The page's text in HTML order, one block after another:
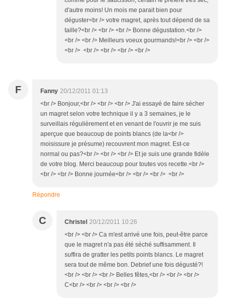
d'autre moins! Un mois me parait bien pour
déguster<br /> votre magret, après tout dépend de sa
taille?<br /> <br /> <br /> Bonne dégustation.<br />
<br /> <br /> Meilleurs voeux gourmands!<br /> <br />
<br /> <br /> <br /> <br /> <br />
F Fanny 20/12/2011 01:13
<br /> Bonjour,<br /> <br /> <br /> J'ai essayé de faire sécher
un magret selon votre technique il y a 3 semaines, je le
surveillais régulièrement et en venant de l'ouvrir je me suis
aperçue que beaucoup de points blancs (de la<br />
moisissure je présume) recouvrent mon magret. Est-ce
normal ou pas?<br /> <br /> <br /> Et je suis une grande fidèle
de votre blog. Merci beaucoup pour toutes vos recette.<br />
<br /> <br /> Bonne journée<br /> <br /> <br /> <br />
Répondre
C Christel 20/12/2011 10:26
<br /> <br /> Ca m'est arrivé une fois, peut-être parce
que le magret n'a pas été séché suffisamment. Il
suffira de gratter les petits points blancs. Le magret
sera tout de même bon. Debrief une fois dégusté?!
<br /> <br /> <br /> Belles fêtes,<br /> <br /> <br />
C<br /> <br /> <br /> <br />